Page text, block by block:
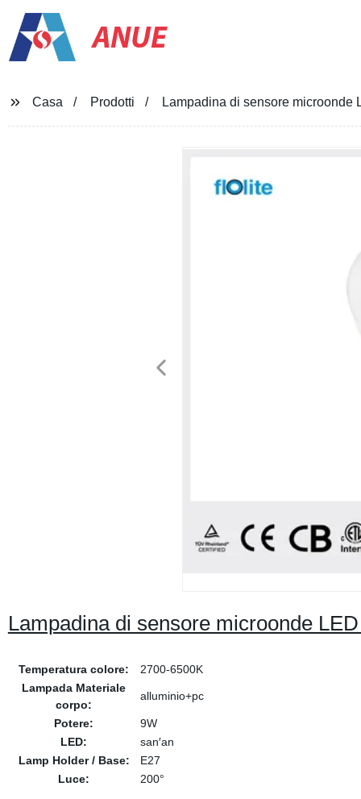
ANUE
Casa Prodotti Lampadina di sensore microonde
Lampadina di sensore microonde
Temperatura colore:
2700-6500K
Lampada Materiale
corpo:
alluminio+pc
Potere:
9W
LED:
san′an
Lamp Holder / Base:
E27
Luce:
200°